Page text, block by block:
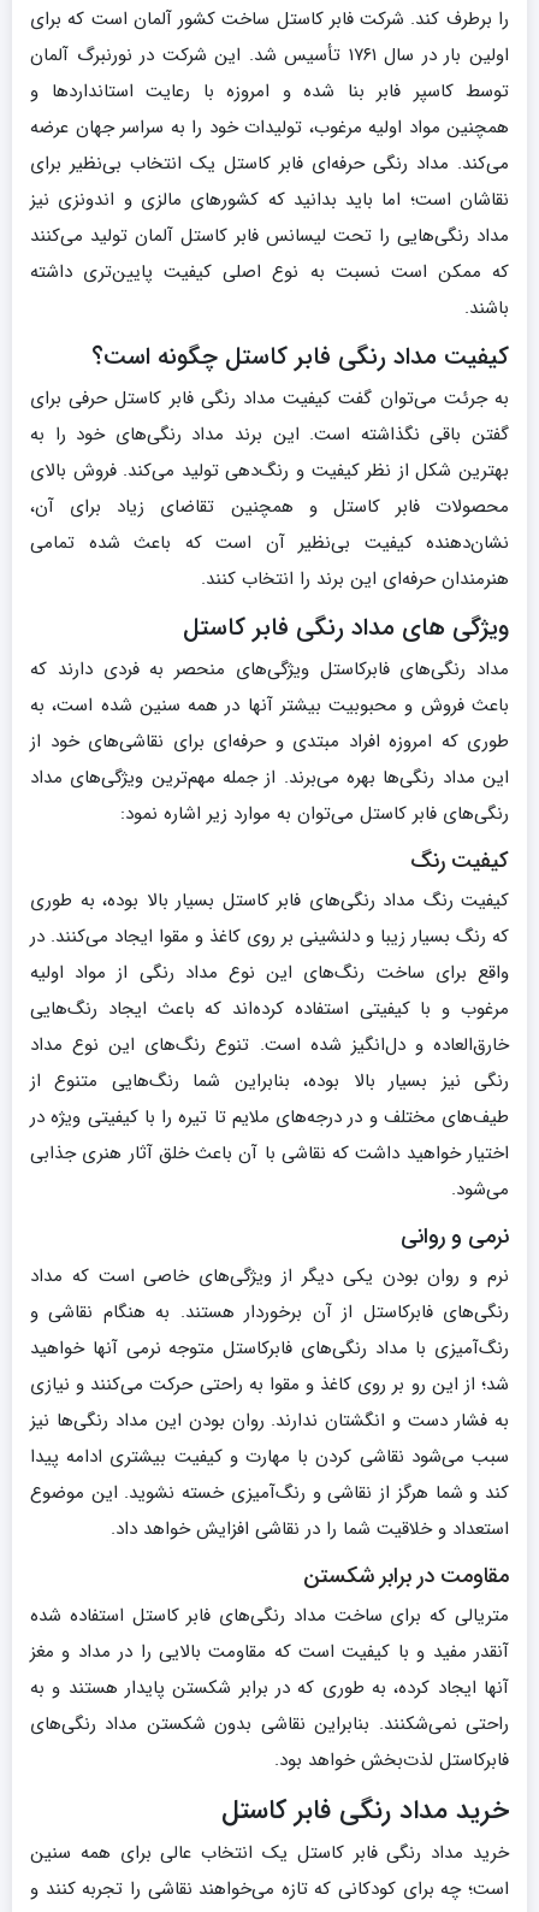
را برطرف کند. شرکت فابر کاستل ساخت کشور آلمان است که برای
اولین بار در سال ۱۷۶۱ تأسیس شد. این شرکت در نورنبرگ آلمان
توسط کاسپر فابر بنا شده و امروزه با رعایت استانداردها و
همچنین مواد اولیه مرغوب، تولیدات خود را به سراسر جهان عرضه
می‌کند. مداد رنگی حرفه‌ای فابر کاستل یک انتخاب بی‌نظیر برای
نقاشان است؛ اما باید بدانید که کشورهای مالزی و اندونزی نیز
مداد رنگی‌هایی را تحت لیسانس فابر کاستل آلمان تولید می‌کنند
که ممکن است نسبت به نوع اصلی کیفیت پایین‌تری داشته
باشند.
کیفیت مداد رنگی فابر کاستل چگونه است؟
به جرئت می‌توان گفت کیفیت مداد رنگی فابر کاستل حرفی برای
گفتن باقی نگذاشته است. این برند مداد رنگی‌های خود را به
بهترین شکل از نظر کیفیت و رنگ‌دهی تولید می‌کند. فروش بالای
محصولات فابر کاستل و همچنین تقاضای زیاد برای آن،
نشان‌دهنده کیفیت بی‌نظیر آن است که باعث شده تمامی
هنرمندان حرفه‌ای این برند را انتخاب کنند.
ویژگی های مداد رنگی فابر کاستل
مداد رنگی‌های فابرکاستل ویژگی‌های منحصر به فردی دارند که
باعث فروش و محبوبیت بیشتر آنها در همه سنین شده است، به
طوری که امروزه افراد مبتدی و حرفه‌ای برای نقاشی‌های خود از
این مداد رنگی‌ها بهره می‌برند. از جمله مهم‌ترین ویژگی‌های مداد
رنگی‌های فابر کاستل می‌توان به موارد زیر اشاره نمود:
کیفیت رنگ
کیفیت رنگ مداد رنگی‌های فابر کاستل بسیار بالا بوده، به طوری
که رنگ بسیار زیبا و دلنشینی بر روی کاغذ و مقوا ایجاد می‌کنند. در
واقع برای ساخت رنگ‌های این نوع مداد رنگی از مواد اولیه
مرغوب و با کیفیتی استفاده کرده‌اند که باعث ایجاد رنگ‌هایی
خارق‌العاده و دل‌انگیز شده است. تنوع رنگ‌های این نوع مداد
رنگی نیز بسیار بالا بوده، بنابراین شما رنگ‌هایی متنوع از
طیف‌های مختلف و در درجه‌های ملایم تا تیره را با کیفیتی ویژه در
اختیار خواهید داشت که نقاشی با آن باعث خلق آثار هنری جذابی
می‌شود.
نرمی و روانی
نرم و روان بودن یکی دیگر از ویژگی‌های خاصی است که مداد
رنگی‌های فابرکاستل از آن برخوردار هستند. به هنگام نقاشی و
رنگ‌آمیزی با مداد رنگی‌های فابرکاستل متوجه نرمی آنها خواهید
شد؛ از این رو بر روی کاغذ و مقوا به راحتی حرکت می‌کنند و نیازی
به فشار دست و انگشتان ندارند. روان بودن این مداد رنگی‌ها نیز
سبب می‌شود نقاشی کردن با مهارت و کیفیت بیشتری ادامه پیدا
کند و شما هرگز از نقاشی و رنگ‌آمیزی خسته نشوید. این موضوع
استعداد و خلاقیت شما را در نقاشی افزایش خواهد داد.
مقاومت در برابر شکستن
متریالی که برای ساخت مداد رنگی‌های فابر کاستل استفاده شده
آنقدر مفید و با کیفیت است که مقاومت بالایی را در مداد و مغز
آنها ایجاد کرده، به طوری که در برابر شکستن پایدار هستند و به
راحتی نمی‌شکنند. بنابراین نقاشی بدون شکستن مداد رنگی‌های
فابرکاستل لذت‌بخش خواهد بود.
خرید مداد رنگی فابر کاستل
خرید مداد رنگی فابر کاستل یک انتخاب عالی برای همه سنین
است؛ چه برای کودکانی که تازه می‌خواهند نقاشی را تجربه کنند و